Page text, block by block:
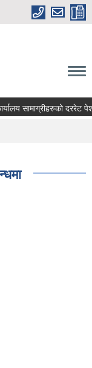
सामाग्रीहरुको दररेट पेश